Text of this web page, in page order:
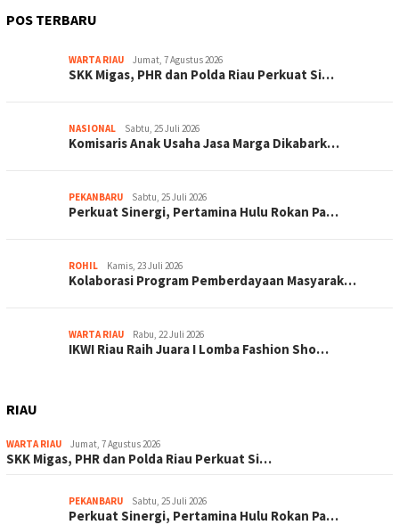
POS TERBARU
WARTA RIAU Jumat, 7 Agustus 2026
SKK Migas, PHR dan Polda Riau Perkuat Si…
NASIONAL Sabtu, 25 Juli 2026
Komisaris Anak Usaha Jasa Marga Dikabark…
PEKANBARU Sabtu, 25 Juli 2026
Perkuat Sinergi, Pertamina Hulu Rokan Pa…
ROHIL Kamis, 23 Juli 2026
Kolaborasi Program Pemberdayaan Masyarak…
WARTA RIAU Rabu, 22 Juli 2026
IKWI Riau Raih Juara I Lomba Fashion Sho…
RIAU
WARTA RIAU Jumat, 7 Agustus 2026
SKK Migas, PHR dan Polda Riau Perkuat Si…
PEKANBARU Sabtu, 25 Juli 2026
Perkuat Sinergi, Pertamina Hulu Rokan Pa…